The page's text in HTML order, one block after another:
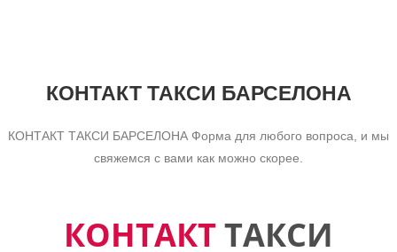
КОНТАКТ ТАКСИ БАРСЕЛОНА
КОНТАКТ ТАКСИ БАРСЕЛОНА Форма для любого вопроса, и мы
свяжемся с вами как можно скорее.
КОНТАКТТАКСИ